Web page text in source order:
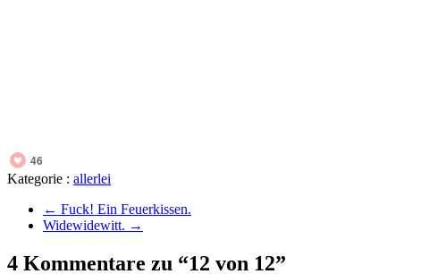
46
Kategorie : allerlei
← Fuck! Ein Feuerkissen.
Widewidewitt. →
4 Kommentare zu “12 von 12”